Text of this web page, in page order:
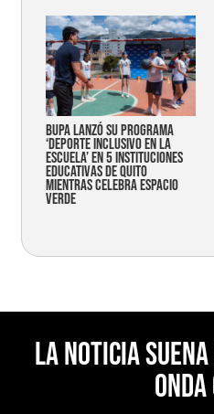
Bupa lanzó su programa
‘Deporte Inclusivo en la
Escuela’ en 5 instituciones
educativas de Quito
mientras celebra espacio
verde
La noticia
Onda